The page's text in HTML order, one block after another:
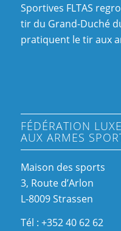
Sportives FLTAS
tir du Grand-Duché
pratiquent le tir aux
FÉDÉRATION
AUX ARMES
Maison des sports
3, Route d’Arlon
L-8009 Strassen
Tél : +352 40 62 62